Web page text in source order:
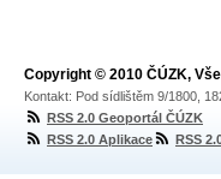
Copyright © 2010 ČÚZK,
Kontakt: Pod sídlištěm 9/1800,
RSS 2.0 Geoportál ČÚZK
RSS 2.0 Aplikace
RSS